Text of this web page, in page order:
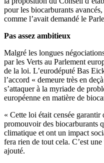
pour les biocarburants
comme l’avait demandé le
Pas assez ambitieux
Malgré les longues
par les Verts au Parlement
de la loi. L’eurodéputé Bas
l’accord « demeure très en
s’attaquer à la myriade de
européenne en matière de
« Cette loi était censée
promouvoir des biocarburants
climatique et ont un impact
fera rien de tout cela. C’est
ajouté.